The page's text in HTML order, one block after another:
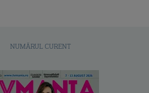
NUMĂRUL CURENT